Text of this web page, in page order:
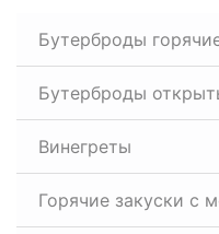
Бутерброды
Бутерброды
Винегреты
Горячие закуски с